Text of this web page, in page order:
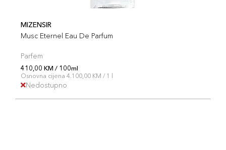
MIZENSIR
Musc Eternel Eau De Parfum
Parfem
410,00 KM / 100ml
Osnovna cijena 4.100,00 KM / 1 l
Nedostupno